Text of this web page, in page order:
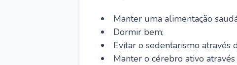
Manter uma alimentação
Dormir bem;
Evitar o sedentarismo através
Manter o cérebro ativo